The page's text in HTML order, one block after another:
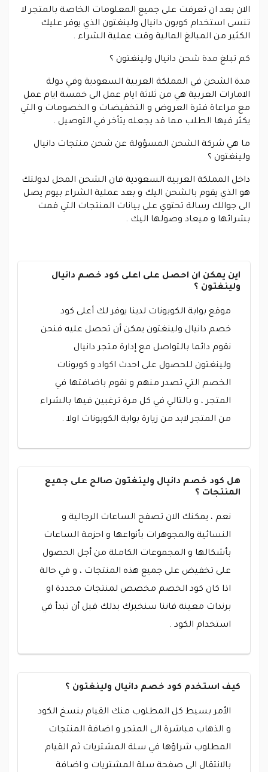
الان بعد ان تعرفت على جميع المعلومات الخاصة بالمتجر لا
تنسى استخدام كوبون دانيال ولينغتون الذي يوفر عليك
الكثير من المبالغ المالية وقت عملية الشراء .
كم تبلغ مدة شحن دانيال ولينغتون ؟
مدة الشحن في المملكة العربية السعودية وفي دولة
الامارات العربية هي من ثلاثة ايام عمل الى خمسة ايام عمل
مع مراعاة فترة العروض و التخفيضات و الخصومات و التي
يكثر فيها الطلب مما قد يجعله يتأخر في التوصيل .
ما هي شركة الشحن المسؤولة عن شحن منتجات دانيال
ولينغتون ؟
داخل المملكة العربية السعودية فان الشحن المحل لدولتك
هو الذي يقوم بالشحن اليك و بعد عملية الشراء بيوم يصل
الى جوالك رسالة تحتوي على بيانات المنتجات التي قمت
بشرائها و ميعاد وصولها اليك .
اين يمكن ان احصل على اعلى كود خصم دانيال
ولينغتون ؟
موقع بوابة الكوبونات لدينا يوفر لك أعلى كود
خصم دانيال ولينغتون يمكن أن تحصل عليه فنحن
نقوم دائما بالتواصل مع إدارة متجر دانيال
ولينغتون للحصول على احدث اكواد و كوبونات
الخصم التي تصدر منهم و نقوم باضافتها في
المتجر ، و بالتالي في كل مرة ترغبين فيها بالشراء
من المتجر لابد من زيارة بوابة الكوبونات اولا .
هل كود خصم دانيال ولينغتون صالح على جميع
المنتجات ؟
نعم ، يمكنك الان تصفح الساعات الرجالية و
النسائية والمجوهرات بأنواعها و احزمة الساعات
بأشكالها و المجموعات الكاملة من أجل الحصول
على تخفيض على جميع هذه المنتجات ، و في حالة
اذا كان كود الخصم مخصص لمنتجات محددة او
برندات معينة فاننا سنخبرك بذلك قبل أن تبدأ في
استخدام الكود .
كيف استخدم كود خصم دانيال ولينغتون ؟
الأمر بسيط كل المطلوب منك القيام بنسخ الكود
و الذهاب مباشرة الى المتجر و اضافة المنتجات
المطلوب شراؤها في سلة المشتريات ثم القيام
بالانتقال الى صفحة سلة المشتريات و اضافة